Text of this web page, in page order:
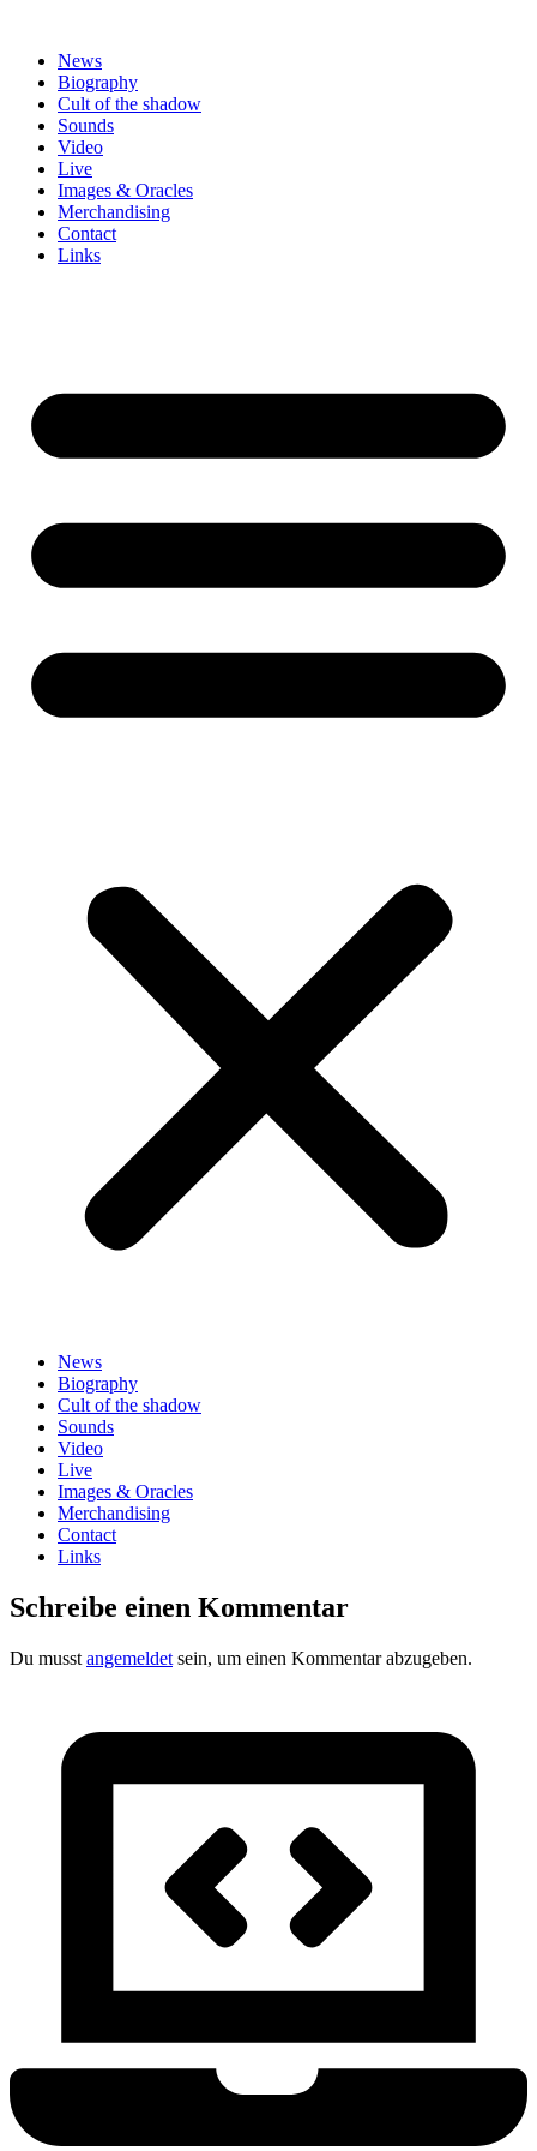
springenNews
Biography
Cult of the shadow
Sounds
Video
Live
Images & Oracles
Merchandising
Contact
Links
News
Biography
Cult of the shadow
Sounds
Video
Live
Images & Oracles
Merchandising
Contact
Links
Schreibe einen Kommentar
Du musst angemeldet sein, um einen Kommentar abzugeben.